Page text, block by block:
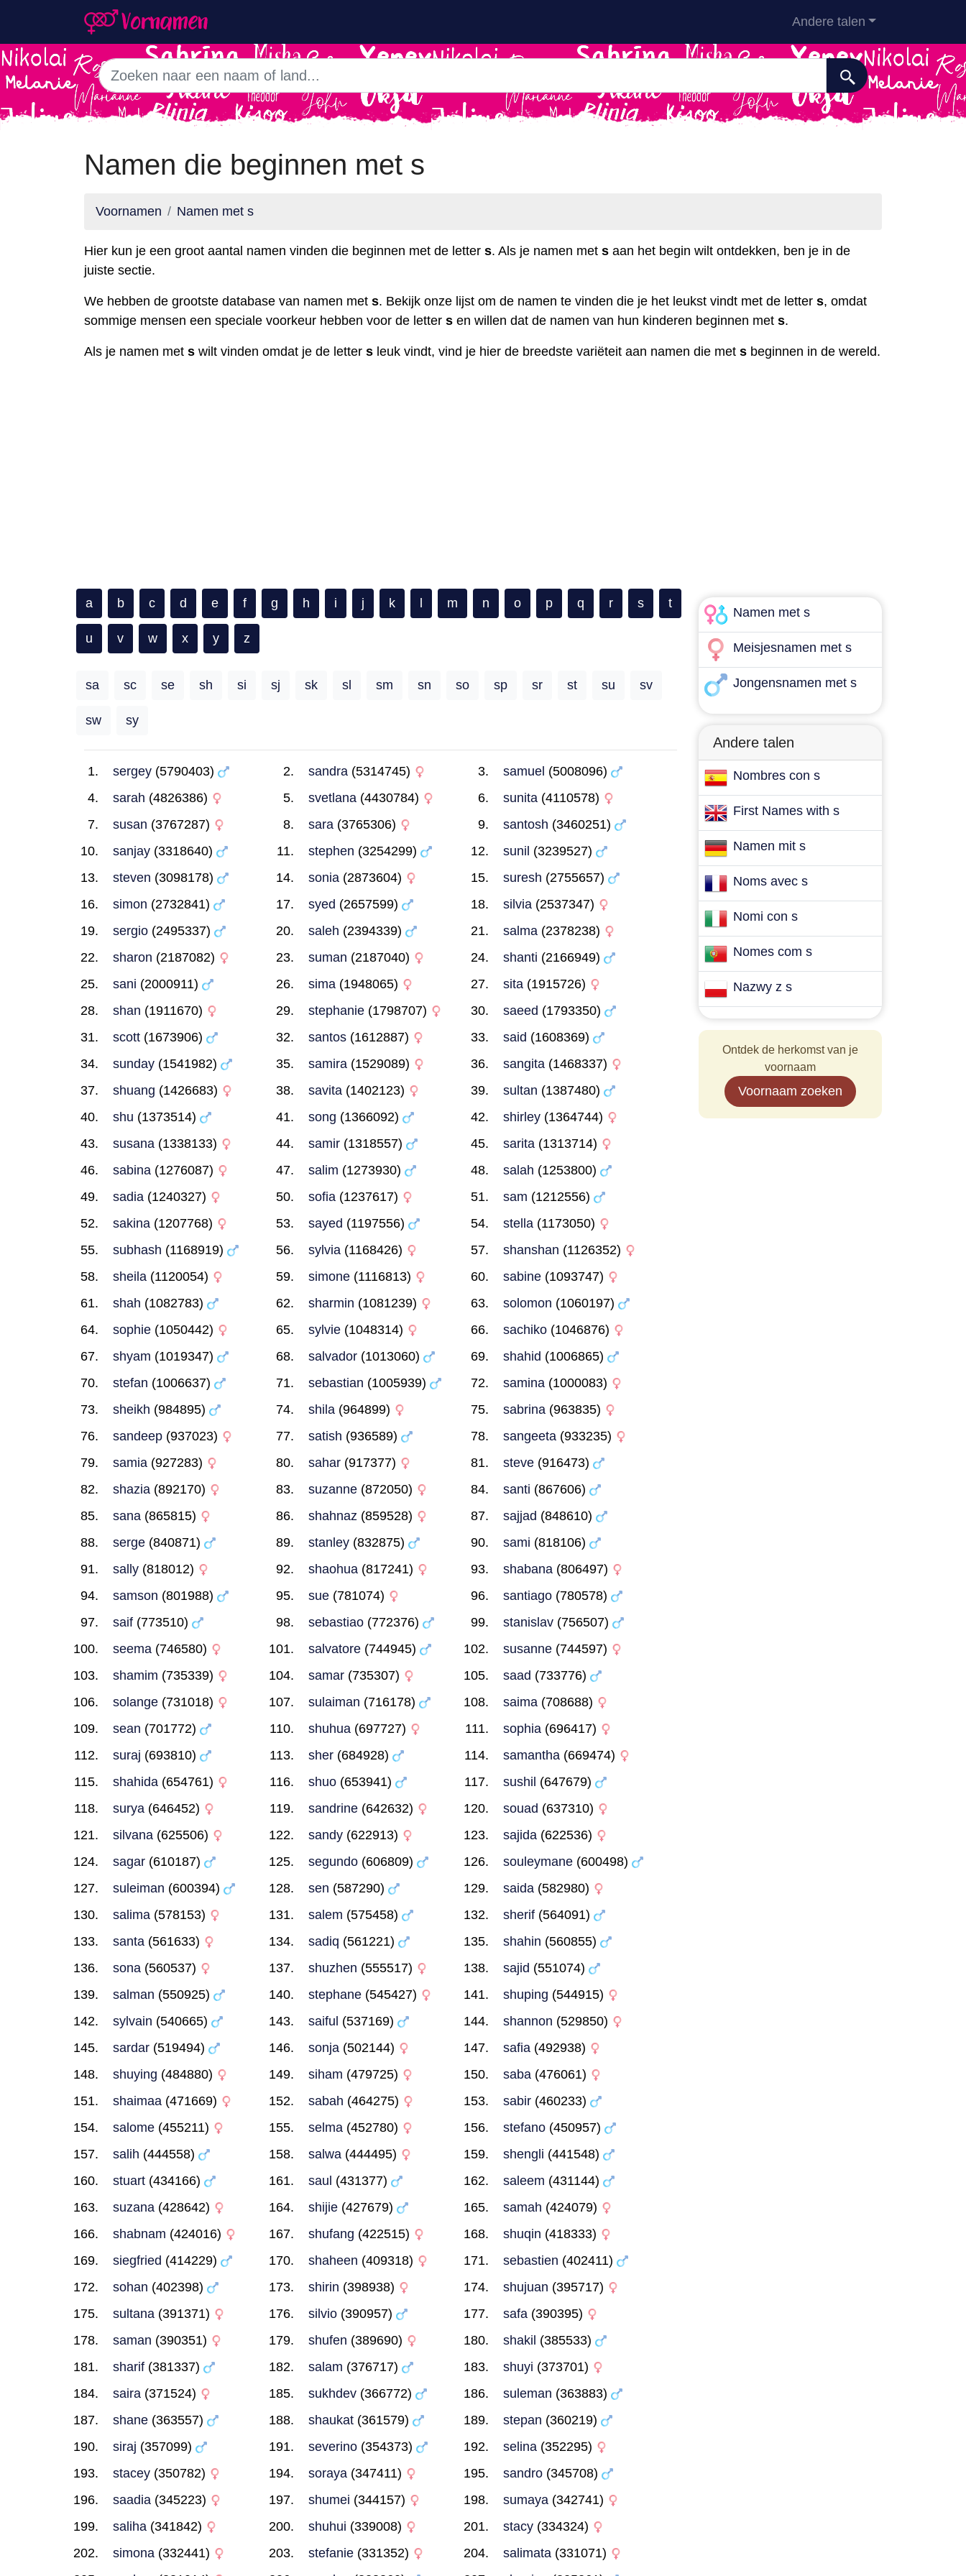
Andere talen
Namen die beginnen met s
Voornamen Namen met s
Hier kun je een groot aantal namen vinden die beginnen met de letter s. Als je namen met s aan het begin wilt ontdekken, ben je in de
juiste sectie.
We hebben de grootste database van namen met s. Bekijk onze lijst om de namen te vinden die je het leukst vindt met de letter s, omdat
sommige mensen een speciale voorkeur hebben voor de letter s en willen dat de namen van hun kinderen beginnen met s.
Als je namen met s wilt vinden omdat je de letter s leuk vindt, vind je hier de breedste variëteit aan namen die met s beginnen in de wereld.
a b c d e f g h i j k m n o p q r s t
u v w x y z
sa sc se sh si sj sk sl sm sn so sp sr st su sv
sw sy
sergey (5790403) sandra(5314745) samuel (5008096)
sarah (4826386) svetlana(4430784) sunita (4110578)
susan (3767287) sara(3765306) santosh (3460251)
sanjay (3318640) stephen (3254299) sunil (3239527)
steven (3098178) sonia(2873604) suresh (2755657)
simon (2732841) syed (2657599) silvia (2537347)
sergio (2495337) saleh (2394339) salma (2378238)
sharon (2187082) suman (2187040) shanti (2166949)
sani (2000911) sima(1948065) sita (1915726)
shan (1911670) stephanie(1798707) saeed (1793350)
scott (1673906) santos(1612887) said (1608369)
sunday (1541982) samira(1529089) sangita (1468337)
shuang (1426683) savita(1402123) sultan (1387480)
shu (1373514) song (1366092) shirley (1364744)
susana (1338133) samir(1318557) sarita (1313714)
sabina (1276087) salim (1273930) salah (1253800)
sadia (1240327) sofia(1237617) sam (1212556)
sakina (1207768) sayed (1197556) stella (1173050)
subhash (1168919) sylvia(1168426) shanshan (1126352)
sheila (1120054) simone(1116813) sabine (1093747)
shah (1082783) sharmin (1081239) solomon (1060197)
sophie (1050442) sylvie(1048314) sachiko (1046876)
shyam (1019347) salvador(1013060) shahid (1006865)
stefan (1006637) sebastian (1005939) samina (1000083)
sheikh (984895) shila(964899) sabrina (963835)
sandeep (937023) satish (936589) sangeeta (933235)
samia (927283) sahar(917377) steve (916473)
shazia (892170) suzanne(872050) santi (867606)
sana (865815) shahnaz(859528) sajjad (848610)
serge (840871) stanley(832875) sami (818106)
sally (818012) shaohua(817241) shabana (806497)
samson (801988) sue(781074) santiago (780578)
saif (773510) sebastiao(772376) stanislav (756507)
seema (746580) salvatore(744945) susanne (744597)
shamim (735339) samar(735307) saad (733776)
solange (731018) sulaiman (716178) saima (708688)
sean (701772) shuhua(697727) sophia (696417)
suraj (693810) sher(684928) samantha (669474)
shahida (654761) shuo(653941) sushil (647679)
surya (646452) sandrine(642632) souad (637310)
silvana (625506) sandy(622913) sajida (622536)
sagar (610187) segundo(606809) souleymane (600498)
suleiman (600394) sen (587290) saida (582980)
salima (578153) salem (575458) sherif (564091)
santa (561633) sadiq (561221) shahin (560855)
sona (560537) shuzhen (555517) sajid (551074)
salman (550925) stephane(545427) shuping (544915)
sylvain (540665) saiful (537169) shannon (529850)
sardar (519494) sonja(502144) safia (492938)
shuying (484880) siham (479725) saba (476061)
shaimaa (471669) sabah (464275) sabir (460233)
salome (455211) selma(452780) stefano (450957)
salih (444558) salwa(444495) shengli (441548)
stuart (434166) saul (431377) saleem (431144)
suzana (428642) shijie(427679) samah (424079)
shabnam (424016) shufang (422515) shuqin (418333)
siegfried (414229) shaheen (409318) sebastien (402411)
sohan (402398) shirin (398938) shujuan (395717)
sultana (391371) silvio(390957) safa (390395)
saman (390351) shufen (389690) shakil (385533)
sharif (381337) salam (376717) shuyi (373701)
saira (371524) sukhdev(366772) suleman (363883)
shane (363557) shaukat(361579) stepan (360219)
siraj (357099) severino(354373) selina (352295)
stacey (350782) soraya(347411) sandro (345708)
saadia (345223) shumei (344157) sumaya (342741)
saliha (341842) shuhui (339008) stacy (334324)
simona (332441) stefanie(331352) salimata (331071)
Namen met s
Meisjesnamen met s
Jongensnamen met s
Andere talen
Nombres con s
First Names with s
Namen mit s
Noms avec s
Nomi con s
Nomes com s
Nazwy z s
Ontdek de herkomst van je
voornaam
Voornaam zoeken